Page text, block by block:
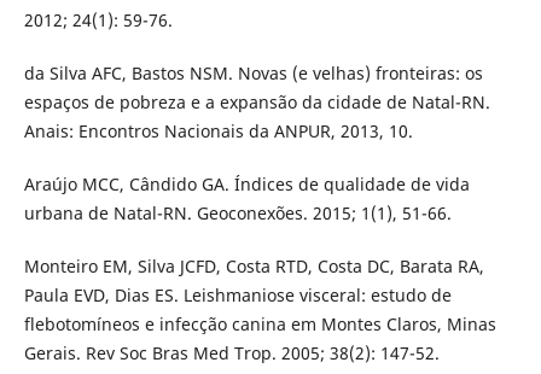
2012; 24(1): 59-76.
da Silva AFC, Bastos NSM. Novas (e velhas) fronteiras: os
espaços de pobreza e a expansão da cidade de Natal-RN.
Anais: Encontros Nacionais da ANPUR, 2013, 10.
Araújo MCC, Cândido GA. Índices de qualidade de vida
urbana de Natal-RN. Geoconexões. 2015; 1(1), 51-66.
Monteiro EM, Silva JCFD, Costa RTD, Costa DC, Barata RA,
Paula EVD, Dias ES. Leishmaniose visceral: estudo de
flebotomíneos e infecção canina em Montes Claros, Minas
Gerais. Rev Soc Bras Med Trop. 2005; 38(2): 147-52.